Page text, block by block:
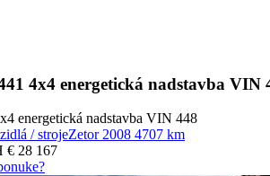
4x4 energetická nadstavba VIN
energetická nadstavba VIN 448
/ strojeZetor2008 4707 km
€ 28 167